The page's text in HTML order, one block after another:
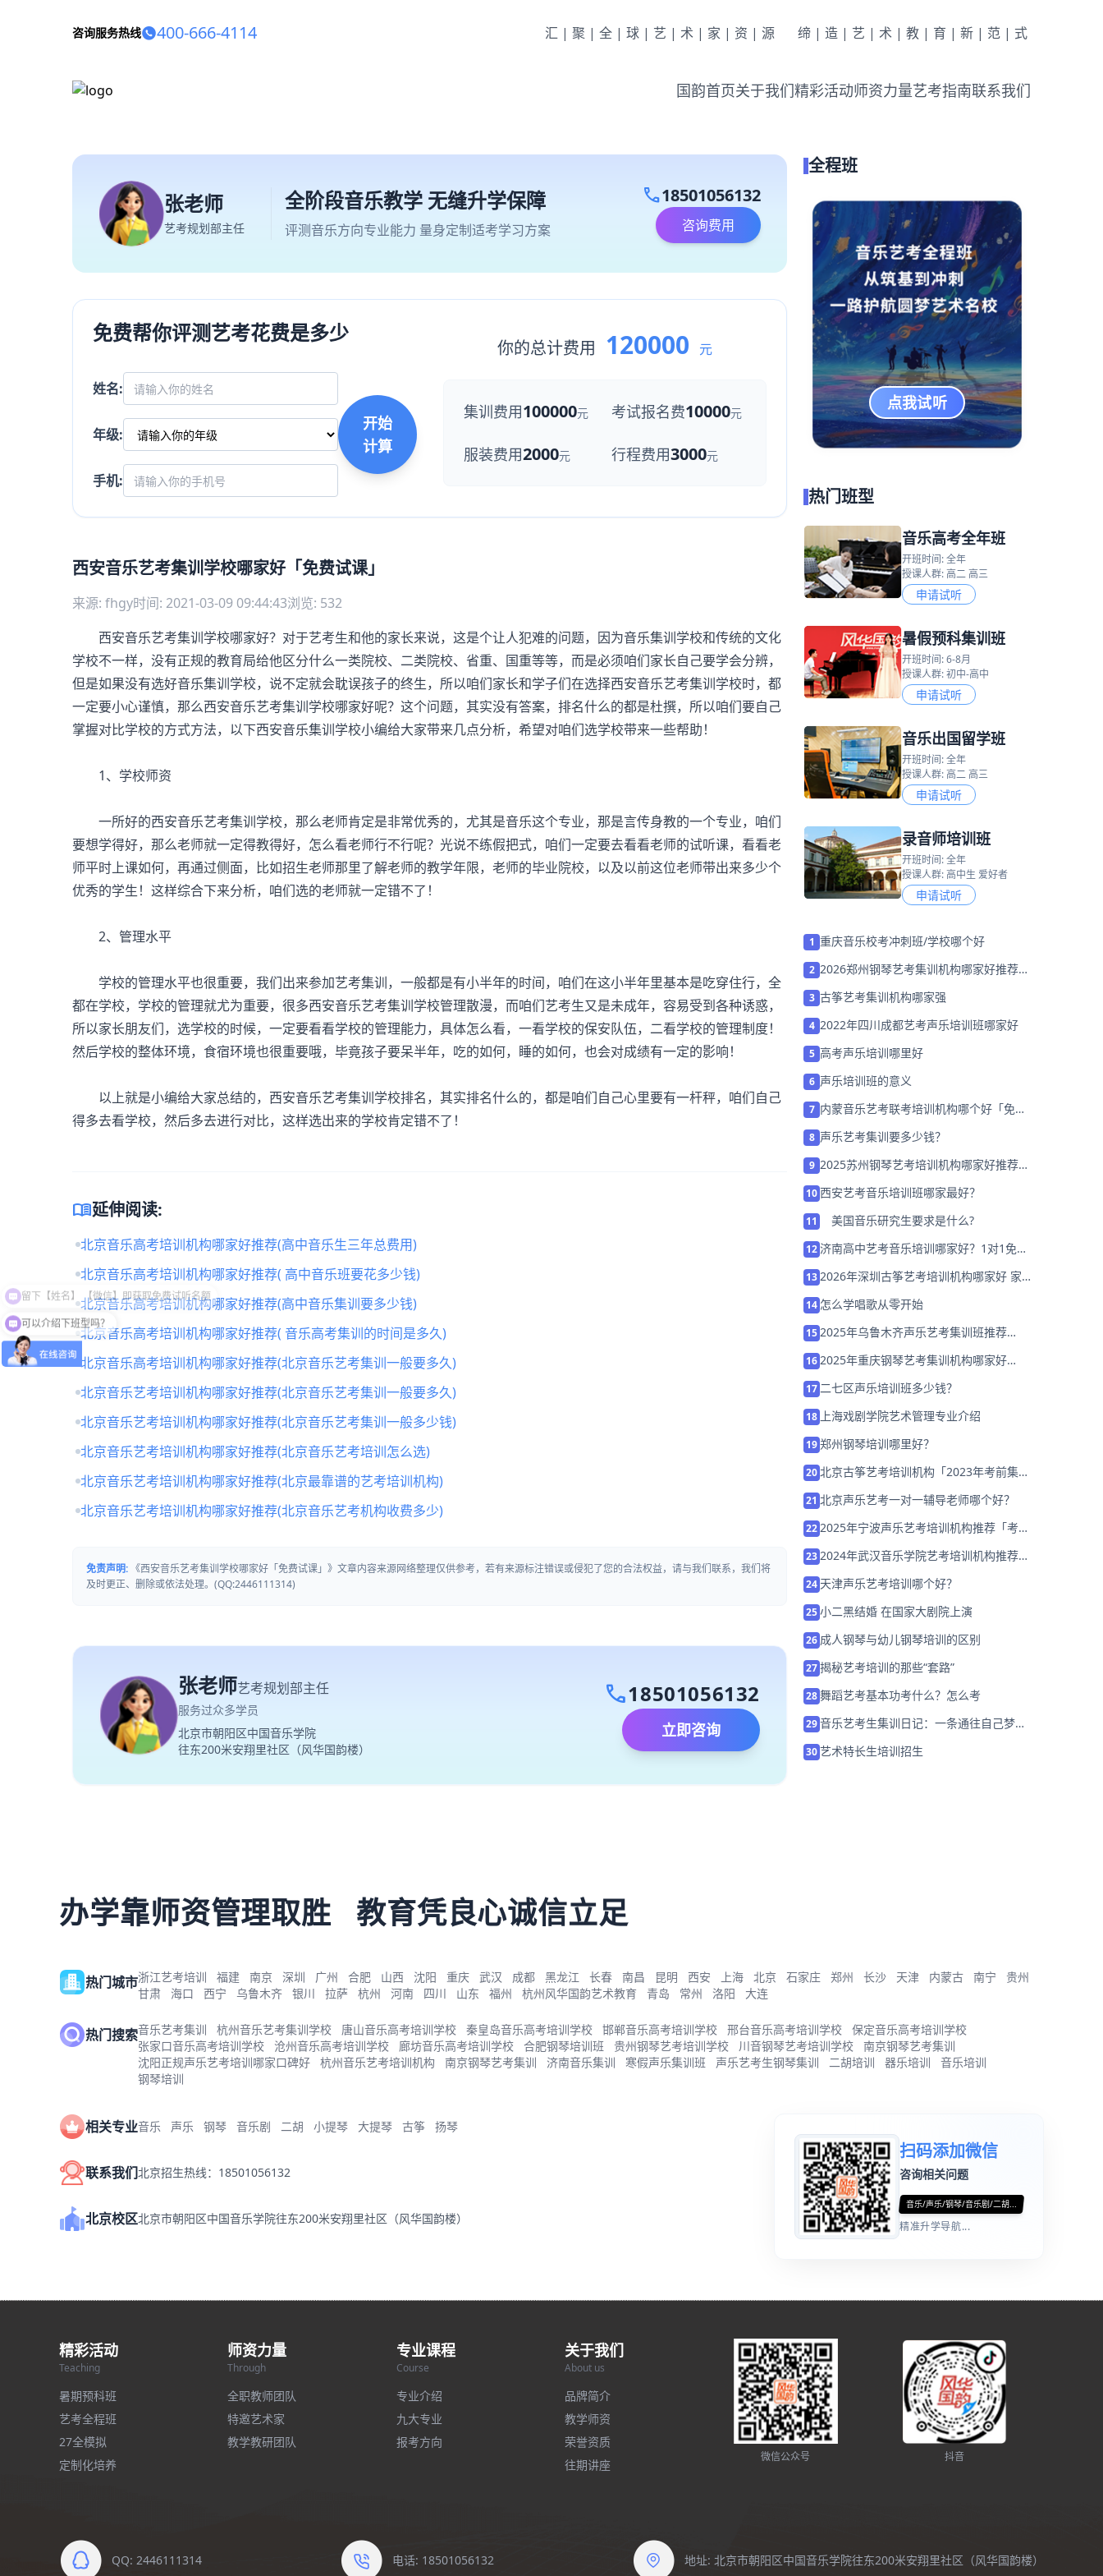
咨询服务热线 400-666-4114 汇|聚|全|球|艺|术|家|资|源 缔|造|艺|术|教|育|新|范|式
国韵首页关于我们精彩活动师资力量艺考指南联系我们
张老师
艺考规划部主任
全阶段音乐教学 无缝升学保障
评测音乐方向专业能力 量身定制适考学习方案
call18501056132
咨询费用
免费帮你评测艺考花费是多少
姓名:
年级:
手机:
开始
计算
你的总计费用 120000 元
集训费用100000元 考试报名费10000元
服装费用2000元 行程费用3000元
西安音乐艺考集训学校哪家好「免费试课」
来源: fhgy时间: 2021-03-09 09:44:43浏览: 532
西安音乐艺考集训学校哪家好？对于艺考生和他的家长来说，这是个让人犯难的问题，因为音乐集训学校和传统的文化
学校不一样，没有正规的教育局给他区分什么一类院校、二类院校、省重、国重等等，而是必须咱们家长自己要学会分辨，
但是如果没有选好音乐集训学校，说不定就会耽误孩子的终生，所以咱们家长和学子们在选择西安音乐艺考集训学校时，都
一定要小心谨慎，那么西安音乐艺考集训学校哪家好呢？这个问题，其实没有答案，排名什么的都是杜撰，所以咱们要自己
掌握对比学校的方式方法，以下西安音乐集训学校小编给大家带来几点分析，希望对咱们选学校带来一些帮助！
1、学校师资
一所好的西安音乐艺考集训学校，那么老师肯定是非常优秀的，尤其是音乐这个专业，那是言传身教的一个专业，咱们
要想学得好，那么老师就一定得教得好，怎么看老师行不行呢？光说不练假把式，咱们一定要去看看老师的试听课，看看老
师平时上课如何，再通过侧面，比如招生老师那里了解老师的教学年限，老师的毕业院校，以及以前这位老师带出来多少个
优秀的学生！这样综合下来分析，咱们选的老师就一定错不了！
2、管理水平
学校的管理水平也很重要，我们出来参加艺考集训，一般都是有小半年的时间，咱们在这小半年里基本是吃穿住行，全
都在学校，学校的管理就尤为重要，很多西安音乐艺考集训学校管理散漫，而咱们艺考生又是未成年，容易受到各种诱惑，
所以家长朋友们，选学校的时候，一定要看看学校的管理能力，具体怎么看，一看学校的保安队伍，二看学校的管理制度！
然后学校的整体环境，食宿环境也很重要哦，毕竟孩子要呆半年，吃的如何，睡的如何，也会对成绩有一定的影响！
以上就是小编给大家总结的，西安音乐艺考集训学校排名，其实排名什么的，都是咱们自己心里要有一杆秤，咱们自己
得多去看学校，然后多去进行对比，这样选出来的学校肯定错不了！
menu_book延伸阅读:
北京音乐高考培训机构哪家好推荐(高中音乐生三年总费用)
北京音乐高考培训机构哪家好推荐( 高中音乐班要花多少钱)
北京音乐高考培训机构哪家好推荐(高中音乐集训要多少钱)
北京音乐高考培训机构哪家好推荐( 音乐高考集训的时间是多久)
北京音乐高考培训机构哪家好推荐(北京音乐艺考集训一般要多久)
北京音乐艺考培训机构哪家好推荐(北京音乐艺考集训一般要多久)
北京音乐艺考培训机构哪家好推荐(北京音乐艺考集训一般多少钱)
北京音乐艺考培训机构哪家好推荐(北京音乐艺考培训怎么选)
北京音乐艺考培训机构哪家好推荐(北京最靠谱的艺考培训机构)
北京音乐艺考培训机构哪家好推荐(北京音乐艺考机构收费多少)
免责声明: 《西安音乐艺考集训学校哪家好「免费试课」》文章内容来源网络整理仅供参考，若有来源标注错误或侵犯了您的合法权益，请与我们联系，我们将
及时更正、删除或依法处理。(QQ:2446111314)
张老师艺考规划部主任
服务过众多学员
北京市朝阳区中国音乐学院
往东200米安翔里社区（风华国韵楼）
call18501056132
立即咨询
全程班
点我试听
热门班型
音乐高考全年班
开班时间: 全年
授课人群: 高二 高三
申请试听
暑假预科集训班
开班时间: 6-8月
授课人群: 初中-高中
申请试听
音乐出国留学班
开班时间: 全年
授课人群: 高二 高三
申请试听
录音师培训班
开班时间: 全年
授课人群: 高中生 爱好者
申请试听
1 重庆音乐校考冲刺班/学校哪个好
2 2026郑州钢琴艺考集训机构哪家好推荐
3 古筝艺考集训机构哪家强
4 2022年四川成都艺考声乐培训班哪家好
5 高考声乐培训哪里好
6 声乐培训班的意义
7 内蒙音乐艺考联考培训机构哪个好「免费
8 声乐艺考集训要多少钱？
9 2025苏州钢琴艺考培训机构哪家好推荐
10西安艺考音乐培训班哪家最好？
11 美国音乐研究生要求是什么?
12 济南高中艺考音乐培训哪家好？1对1免费
132026年深圳古筝艺考培训机构哪家好 家
14 怎么学唱歌从零开始
152025年乌鲁木齐声乐艺考集训班推荐
162025年重庆钢琴艺考集训机构哪家好
17二七区声乐培训班多少钱？
18 上海戏剧学院艺术管理专业介绍
19郑州钢琴培训哪里好？
20北京古筝艺考培训机构「2023年考前集训
21 北京声乐艺考一对一辅导老师哪个好？
222025年宁波声乐艺考培训机构推荐「考前
232024年武汉音乐学院艺考培训机构推荐
24 天津声乐艺考培训哪个好？
25小二黑结婚 在国家大剧院上演
26 成人钢琴与幼儿钢琴培训的区别
27揭秘艺考培训的那些“套路”
28舞蹈艺考基本功考什么？怎么考
29音乐艺考生集训日记：一条通往自己梦想
30艺术特长生培训招生
办学靠师资管理取胜 教育凭良心诚信立足
热门城市浙江艺考培训 福建 南京 深圳 广州 合肥 山西 沈阳 重庆 武汉 成都 黑龙江 长春 南昌 昆明 西安 上海 北京 石家庄 郑州 长沙 天津 内蒙古 南宁
贵州
甘肃
海口 西宁 乌鲁木齐 银川 拉萨 杭州 河南 四川 山东 福州 杭州风华国韵艺术教育 青岛 常州 洛阳 大连
热门搜索音乐艺考集训 杭州音乐艺考集训学校 唐山音乐高考培训学校 秦皇岛音乐高考培训学校 邯郸音乐高考培训学校 邢台音乐高考培训学校
保定音乐高考培训学校
张家口音乐高考培训学校
沧州音乐高考培训学校 廊坊音乐高考培训学校 合肥钢琴培训班 贵州钢琴艺考培训学校 川音钢琴艺考培训学校
南京钢琴艺考集训
沈阳正规声乐艺考培训哪家口碑好
杭州音乐艺考培训机构 南京钢琴艺考集训 济南音乐集训 寒假声乐集训班 声乐艺考生钢琴集训 二胡培训 器乐培训
音乐培训
钢琴培训
相关专业音乐 声乐 钢琴 音乐剧 二胡 小提琴 大提琴 古筝 扬琴
联系我们北京招生热线：18501056132
北京校区北京市朝阳区中国音乐学院往东200米安翔里社区（风华国韵楼）
扫码添加微信
咨询相关问题
音乐/声乐/钢琴/音乐剧/二胡...
精准升学导航...
精彩活动
Teaching
暑期预科班
艺考全程班
27全模拟
定制化培养
师资力量
Through
全职教师团队
特邀艺术家
教学教研团队
专业课程
Course
专业介绍
九大专业
报考方向
关于我们
About us
品牌简介
教学师资
荣誉资质
往期讲座
微信公众号 抖音
QQ: 2446111314 电话: 18501056132 地址: 北京市朝阳区中国音乐学院往东200米安翔里社区（风华国韵楼）
可以介绍下班型吗？